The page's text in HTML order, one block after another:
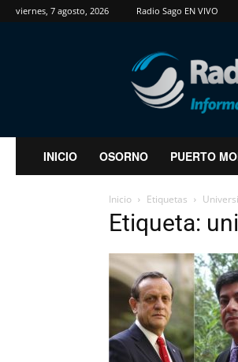
viernes, 7 agosto, 2026 Radio Sago EN VIVO
RadioSago
INICIO OSORNO PUERTO
Inicio Etiquetas
Etiqueta: